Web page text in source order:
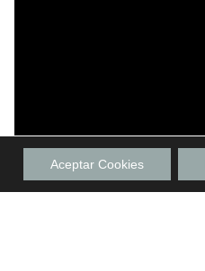
Aceptar Cookies